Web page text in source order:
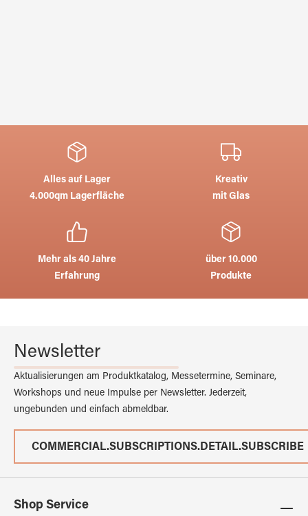
Alles auf Lager
4.000qm Lagerfläche
Kreativ
mit Glas
Mehr als 40 Jahre
Erfahrung
über 10.000
Produkte
Newsletter
Aktualisierungen am Produktkatalog, Messetermine, Seminare,
Workshops und neue Impulse per Newsletter. Jederzeit,
ungebunden und einfach abmeldbar.
COMMERCIAL.SUBSCRIPTIONS.DETAIL.SUBSCRIBE
Shop Service